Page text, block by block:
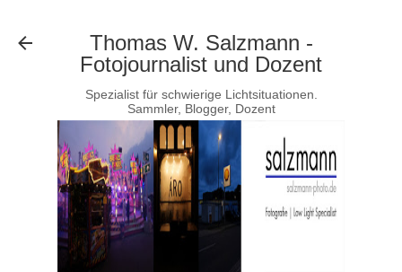
Thomas W. Salzmann -
Fotojournalist und Dozent
Spezialist für schwierige Lichtsituationen.
Sammler, Blogger, Dozent